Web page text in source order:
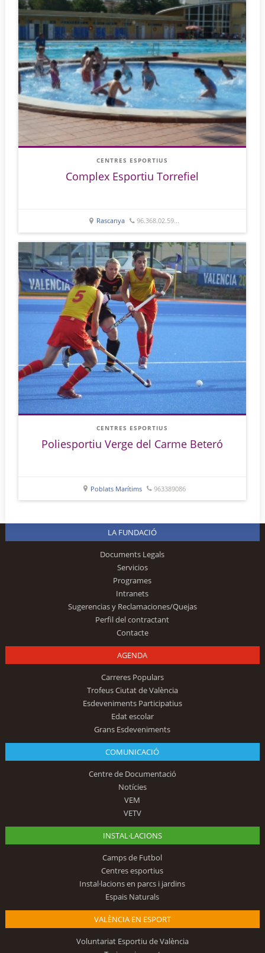
CENTRES ESPORTIUS
Complex Esportiu Torrefiel
Rascanya 96.368.02.59...
CENTRES ESPORTIUS
Poliesportiu Verge del Carme Beteró
Poblats Marítims 963389086
LA FUNDACIÓ
Documents Legals
Servicios
Programes
Intranets
Sugerencias y Reclamaciones/Quejas
Perfil del contractant
Contacte
AGENDA
Carreres Populars
Trofeus Ciutat de València
Esdeveniments Participatius
Edat escolar
Grans Esdeveniments
COMUNICACIÓ
Centre de Documentació
Notícies
VEM
VETV
INSTAL·LACIONS
Camps de Futbol
Centres esportius
Instal·lacions en parcs i jardins
Espais Naturals
VALÈNCIA EN ESPORT
Voluntariat Esportiu de València